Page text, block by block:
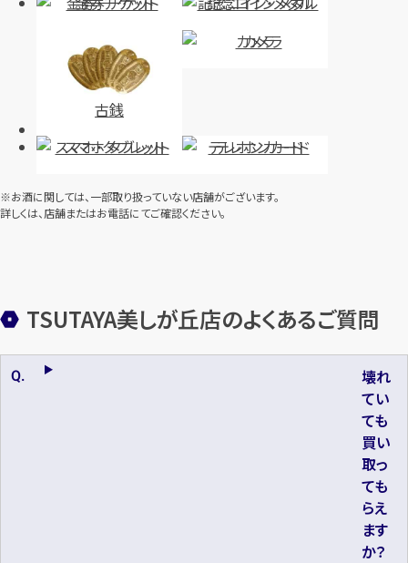
古銭
カメラ
スマホ・タブレット テレホンカード
※お酒に関しては、一部取り扱っていない店舗がございます。
詳しくは、店舗またはお電話にてご確認ください。
TSUTAYA美しが丘店のよくあるご質問
壊れ
てい
ても
買い
取っ
ても
らえ
ます
か？